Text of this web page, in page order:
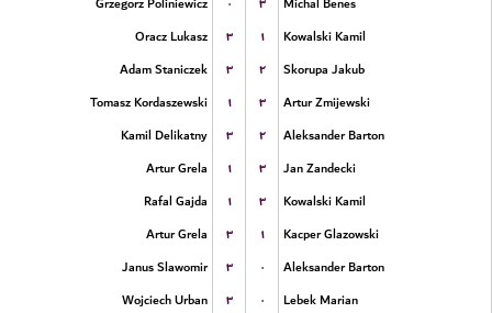
Oracz Lukasz
۳ ۱
Kowalski Kamil
Adam Staniczek
۳ ۲
Skorupa Jakub
Tomasz Kordaszewski
۱ ۳
Artur Zmijewski
Kamil Delikatny
۳ ۲
Aleksander Barton
Artur Grela
۱ ۳
Jan Zandecki
Rafal Gajda
۱ ۳
Kowalski Kamil
Artur Grela
۳ ۱
Kacper Glazowski
Janus Slawomir
۳ ۰
Aleksander Barton
Wojciech Urban
۳ ۰
Lebek Marian